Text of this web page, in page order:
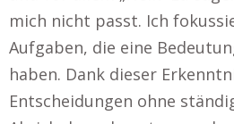
mich nicht passt. Ich
Aufgaben, die eine
haben. Dank dieser
Entscheidungen ohne